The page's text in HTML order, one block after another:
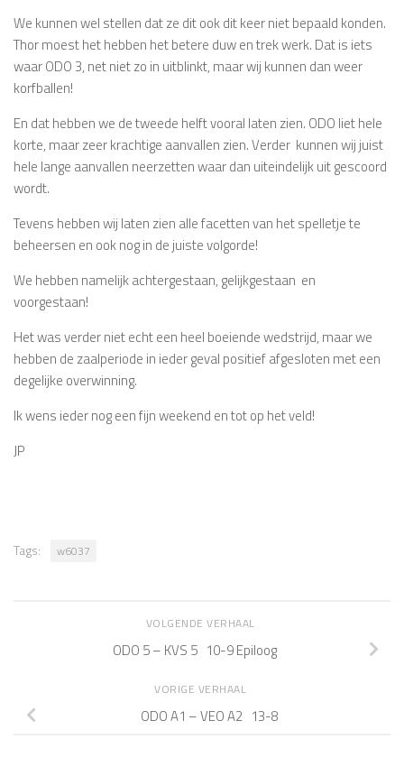
We kunnen wel stellen dat ze dit ook dit keer niet bepaald konden.
Thor moest het hebben het betere duw en trek werk. Dat is iets
waar ODO 3, net niet zo in uitblinkt, maar wij kunnen dan weer
korfballen!
En dat hebben we de tweede helft vooral laten zien. ODO liet hele
korte, maar zeer krachtige aanvallen zien. Verder kunnen wij juist
hele lange aanvallen neerzetten waar dan uiteindelijk uit gescoord
wordt.
Tevens hebben wij laten zien alle facetten van het spelletje te
beheersen en ook nog in de juiste volgorde!
We hebben namelijk achtergestaan, gelijkgestaan en
voorgestaan!
Het was verder niet echt een heel boeiende wedstrijd, maar we
hebben de zaalperiode in ieder geval positief afgesloten met een
degelijke overwinning.
Ik wens ieder nog een fijn weekend en tot op het veld!
JP
Tags: w6037
VOLGENDE VERHAAL
ODO 5 – KVS 5 10-9 Epiloog
VORIGE VERHAAL
ODO A1 – VEO A2 13-8